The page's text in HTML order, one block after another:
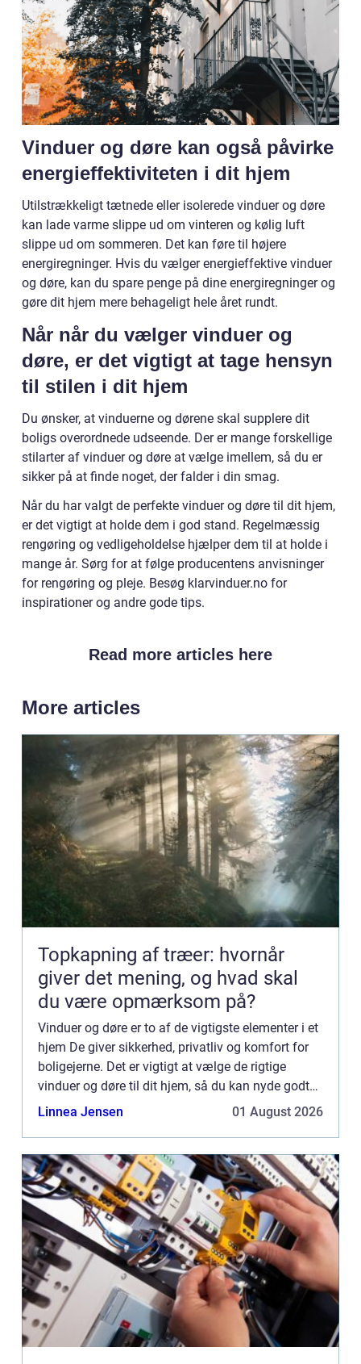
Vinduer og døre kan også påvirke
energieffektiviteten i dit hjem
Utilstrækkeligt tætnede eller isolerede vinduer og døre
kan lade varme slippe ud om vinteren og kølig luft
slippe ud om sommeren. Det kan føre til højere
energiregninger. Hvis du vælger energieffektive vinduer
og døre, kan du spare penge på dine energiregninger og
gøre dit hjem mere behageligt hele året rundt.
Når når du vælger vinduer og
døre, er det vigtigt at tage hensyn
til stilen i dit hjem
Du ønsker, at vinduerne og dørene skal supplere dit
boligs overordnede udseende. Der er mange forskellige
stilarter af vinduer og døre at vælge imellem, så du er
sikker på at finde noget, der falder i din smag.
Når du har valgt de perfekte vinduer og døre til dit hjem,
er det vigtigt at holde dem i god stand. Regelmæssig
rengøring og vedligeholdelse hjælper dem til at holde i
mange år. Sørg for at følge producentens anvisninger
for rengøring og pleje. Besøg klarvinduer.no for
inspirationer og andre gode tips.
Read more articles here
More articles
Topkapning af træer: hvornår
giver det mening, og hvad skal
du være opmærksom på?
Vinduer og døre er to af de vigtigste elementer i et
hjem De giver sikkerhed, privatliv og komfort for
boligejerne. Det er vigtigt at vælge de rigtige
vinduer og døre til dit hjem, så du kan nyde godt
af alle de fordele, de tilbyder. I dette blogindl...
Linnea Jensen 01 August 2026